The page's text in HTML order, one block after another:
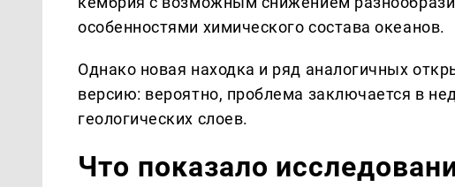
особенностями химического состава океанов.
Однако новая находка и ряд аналогичных
версию: вероятно, проблема заключается в
геологических слоев.
Что показало